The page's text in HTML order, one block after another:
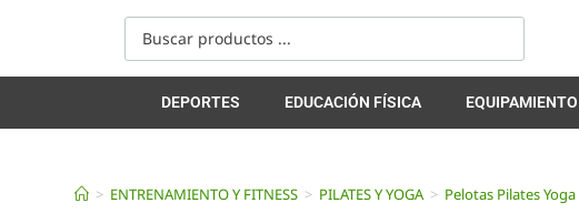
DEPORTES EDUCACIÓN FÍSICA EQUIPAMIENTO
> ENTRENAMIENTO Y FITNESS > PILATES Y YOGA > Pelotas Pilates Yoga